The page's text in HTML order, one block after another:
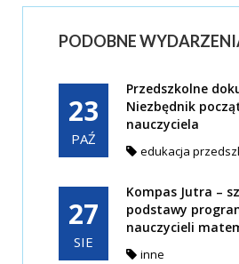
PODOBNE
23
PAŹ
Przedszkolne
Niezbędnik
nauczyciela
edukacja
27
SIE
Kompas Jutra –
podstawy
nauczycieli
inne